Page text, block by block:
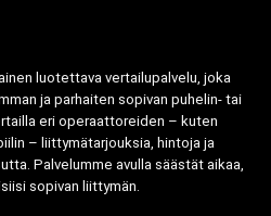
luotettava vertailupalvelu, joka
ja parhaiten sopivan puhelin- tai
eri operaattoreiden – kuten
– liittymätarjouksia, hintoja ja
Palvelumme avulla säästät aikaa,
sopivan liittymän.